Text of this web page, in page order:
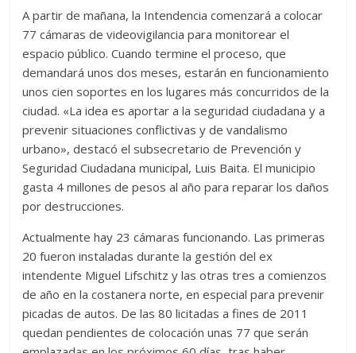
A partir de mañana, la Intendencia comenzará a colocar
77 cámaras de videovigilancia para monitorear el
espacio público. Cuando termine el proceso, que
demandará unos dos meses, estarán en funcionamiento
unos cien soportes en los lugares más concurridos de la
ciudad. «La idea es aportar a la seguridad ciudadana y a
prevenir situaciones conflictivas y de vandalismo
urbano», destacó el subsecretario de Prevención y
Seguridad Ciudadana municipal, Luis Baita. El municipio
gasta 4 millones de pesos al año para reparar los daños
por destrucciones.
Actualmente hay 23 cámaras funcionando. Las primeras
20 fueron instaladas durante la gestión del ex
intendente Miguel Lifschitz y las otras tres a comienzos
de año en la costanera norte, en especial para prevenir
picadas de autos. De las 80 licitadas a fines de 2011
quedan pendientes de colocación unas 77 que serán